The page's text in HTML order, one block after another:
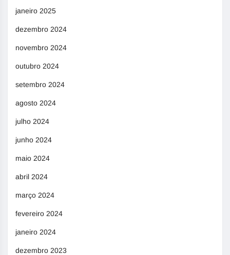
janeiro 2025
dezembro 2024
novembro 2024
outubro 2024
setembro 2024
agosto 2024
julho 2024
junho 2024
maio 2024
abril 2024
março 2024
fevereiro 2024
janeiro 2024
dezembro 2023